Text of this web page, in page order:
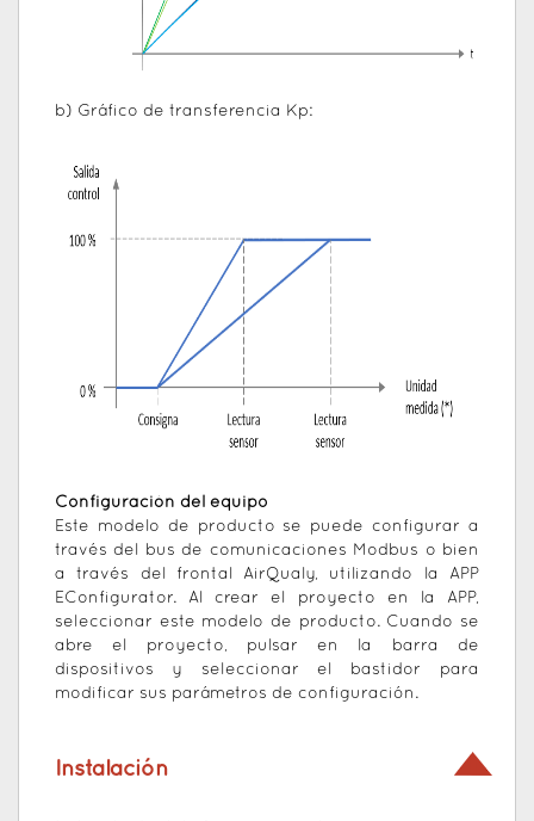
b) Gráfico de transferencia Kp:
Configuración del equipo
Este modelo de producto se puede configurar a
través del bus de comunicaciones Modbus o bien
a través del frontal AirQualy, utilizando la APP
EConfigurator. Al crear el proyecto en la APP,
seleccionar este modelo de producto. Cuando se
abre el proyecto, pulsar en la barra de
dispositivos y seleccionar el bastidor para
modificar sus parámetros de configuración.
Instalación